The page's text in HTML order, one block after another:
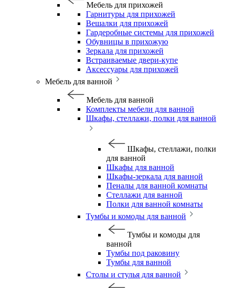
Мебель для прихожей
Гарнитуры для прихожей
Вешалки для прихожей
Гардеробные системы для прихожей
Обувницы в прихожую
Зеркала для прихожей
Встраиваемые двери-купе
Аксессуары для прихожей
Мебель для ванной
Мебель для ванной
Комплекты мебели для ванной
Шкафы, стеллажи, полки для ванной
Шкафы, стеллажи, полки
для ванной
Шкафы для ванной
Шкафы-зеркала для ванной
Пеналы для ванной комнаты
Стеллажи для ванной
Полки для ванной комнаты
Тумбы и комоды для ванной
Тумбы и комоды для
ванной
Тумбы под раковину
Тумбы для ванной
Столы и стулья для ванной